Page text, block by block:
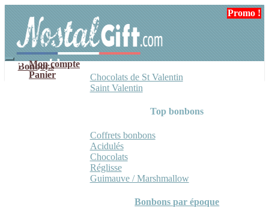
navigation
contenu
Mon compte
Panier
Bonbons
Chocolats de St Valentin
Saint Valentin
Top bonbons
Coffrets bonbons
Acidulés
Chocolats
Réglisse
Guimauve / Marshmallow
Bonbons par époque
Promo !